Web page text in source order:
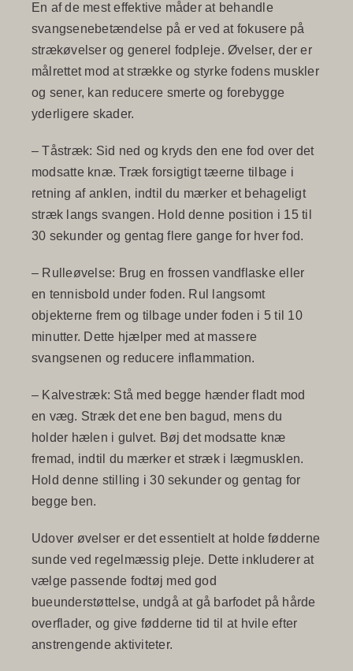
En af de mest effektive måder at behandle
svangsenebetændelse på er ved at fokusere på
strækøvelser og generel fodpleje. Øvelser, der er
målrettet mod at strække og styrke fodens muskler
og sener, kan reducere smerte og forebygge
yderligere skader.
–Tåstræk: Sid ned og kryds den ene fod over det
modsatte knæ. Træk forsigtigt tæerne tilbage i
retning af anklen, indtil du mærker et behageligt
stræk langs svangen. Hold denne position i 15 til
30 sekunder og gentag flere gange for hver fod.
– Rulleøvelse: Brug en frossen vandflaske eller
en tennisbold under foden. Rul langsomt
objekterne frem og tilbage under foden i 5 til 10
minutter. Dette hjælper med at massere
svangsenen og reducere inflammation.
– Kalvestræk: Stå med begge hænder fladt mod
en væg. Stræk det ene ben bagud, mens du
holder hælen i gulvet. Bøj det modsatte knæ
fremad, indtil du mærker et stræk i lægmusklen.
Hold denne stilling i 30 sekunder og gentag for
begge ben.
Udover øvelser er det essentielt at holde fødderne
sunde ved regelmæssig pleje. Dette inkluderer at
vælge passende fodtøj med god
bueunderstøttelse, undgå at gå barfodet på hårde
overflader, og give fødderne tid til at hvile efter
anstrengende aktiviteter.